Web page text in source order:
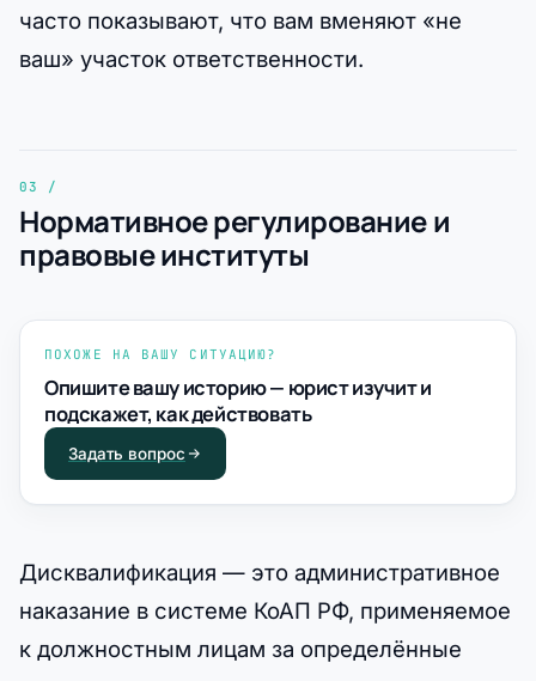
часто показывают, что вам вменяют «не
ваш» участок ответственности.
Нормативное регулирование и
правовые институты
ПОХОЖЕ НА ВАШУ СИТУАЦИЮ?
Опишите вашу историю — юрист изучит и
подскажет, как действовать
Задать вопрос
Дисквалификация — это административное
наказание в системе КоАП РФ, применяемое
к должностным лицам за определённые